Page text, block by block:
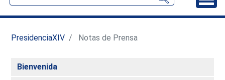
PresidenciaXIV Notas de Prensa
Bienvenida